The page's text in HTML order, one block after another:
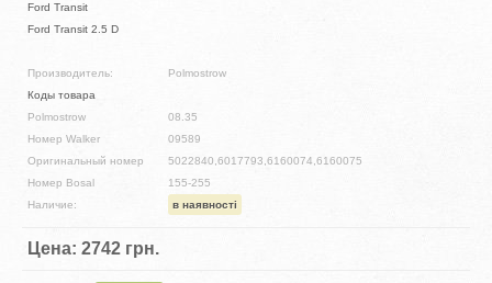
Ford Transit
Ford Transit 2.5 D
Производитель:
Polmostrow
Коды товара
Polmostrow
08.35
Номер Walker
09589
Оригинальный номер
5022840,6017793,6160074,6160075
Номер Bosal
155-255
Наличие:
в наявності
Цена:2742 грн.